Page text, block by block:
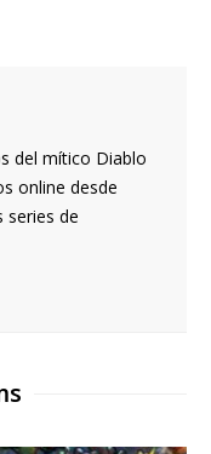
del mítico Diablo
online desde
series de